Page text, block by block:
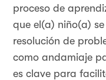
proceso de
que el(a) niño(a)
resolución de
como andamiaje
es clave para